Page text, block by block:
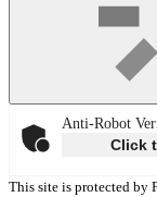
Anti-Robot
Click
This site is protected by